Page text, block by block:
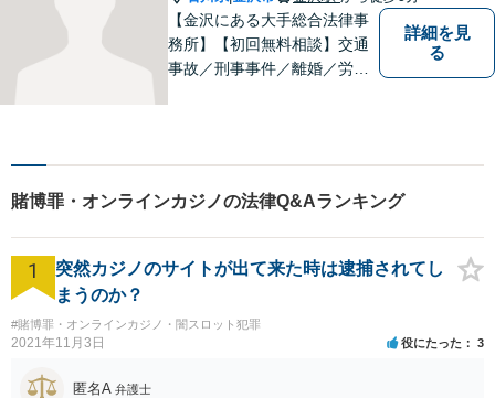
【金沢にある大手総合法律事
務所】【初回無料相談】交通
事故／刑事事件／離婚／労働
るように、努めてまいりま
す。お困りの際は、お気軽に
ご相談を！【お子様連れ可】
詳細を見
る
賭博罪・オンラインカジノの法律Q&Aランキング
1
突然カジノのサイトが出て来た時は逮捕されてし
まうのか？
#賭博罪・オンラインカジノ・闇スロット犯罪
2021年11月3日 役にたった 3
匿名A 弁護士